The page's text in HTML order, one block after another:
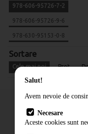
978-606-95726-7-2
978-606-95726-9-6
978-630-95153-0-8
Sortare
Cele mai noi Pret
Salut!
Avem nevoie de
Necesare
Aceste cookies sunt